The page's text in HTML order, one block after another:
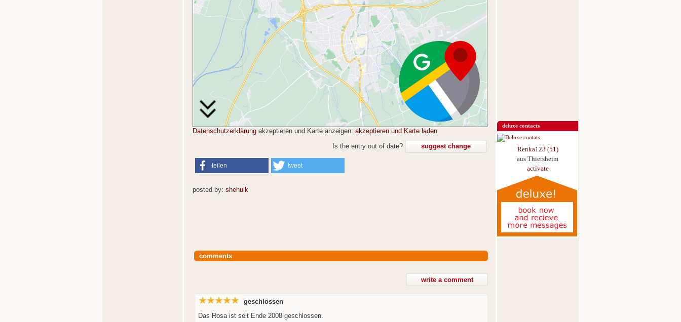
Datenschutzerklärung akzeptieren und Karte anzeigen: akzeptieren und Karte laden
Is the entry out of date?
suggest change
teilen tweet
posted by: shehulk
comments
geschlossen
Das Rosa ist seit Ende 2008 geschlossen.
deluxe contacts
Renka123 (51)
aus Thiersheim
activate